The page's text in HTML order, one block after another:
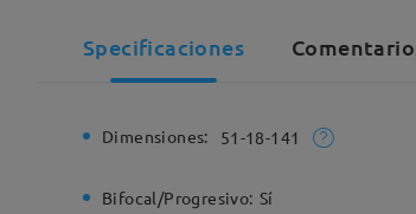
Specificaciones
Dimensiones: 51-18-141
Bifocal/Progresivo: Sí